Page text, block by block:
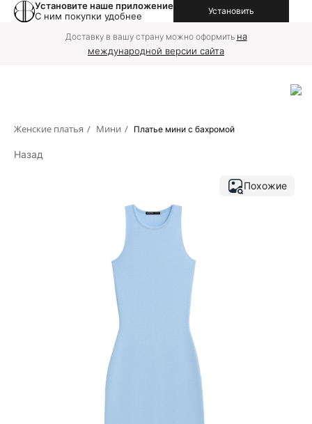
Установите наше приложение
С ним покупки удобнее
Установить
Доставку в вашу страну можно оформить на
международной версии сайта
Женские платья / Мини / Платье мини с бахромой
Назад
Похожие